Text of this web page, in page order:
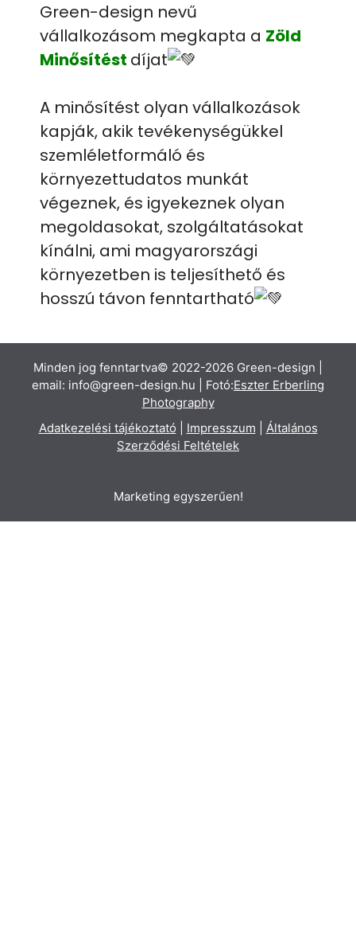
Green-design nevű
vállalkozásom megkapta a Zöld
Minősítést díjat
A minősítést olyan vállalkozások
kapják, akik tevékenységükkel
szemléletformáló és
környezettudatos munkát
végeznek, és igyekeznek olyan
megoldasokat, szolgáltatásokat
kínálni, ami magyarországi
környezetben is teljesíthető és
hosszú távon fenntartható
Minden jog fenntartva© 2022-2026 Green-design |
email: info@green-design.hu | Fotó:Eszter Erberling
Photography
Adatkezelési tájékoztató Impresszum
Általános
Szerződési Feltételek
Marketing egyszerűen!